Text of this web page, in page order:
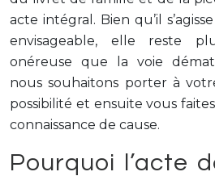
acte intégral. Bien qu’il
envisageable, elle reste
onéreuse que la voie
nous souhaitons porter à
possibilité et ensuite vous
connaissance de cause.
Pourquoi l’acte